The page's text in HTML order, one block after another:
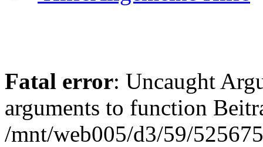
Fatal error: Uncaught
arguments to function
/mnt/web005/d3/59/